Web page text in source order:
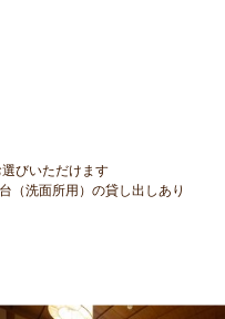
びいただけます
（洗面所用）の貸し出しあり